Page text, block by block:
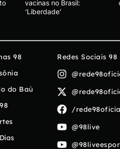
vacinas no Brasil:
‘Liberdade’
98
do Baú
Redes Sociais 98
/
@98live